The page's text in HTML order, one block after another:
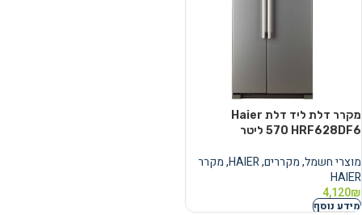
מקרר דלת ליד דלת Haier
HRF628DF6 ‏570 ‏ליטר
מוצרי חשמל,מקררים,
HAIER
,מקרר
HAIER
4,120₪
מידע נוסף